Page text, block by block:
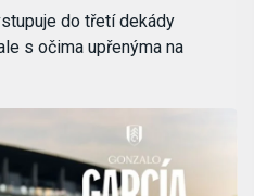
do třetí dekády
s očima upřenýma na